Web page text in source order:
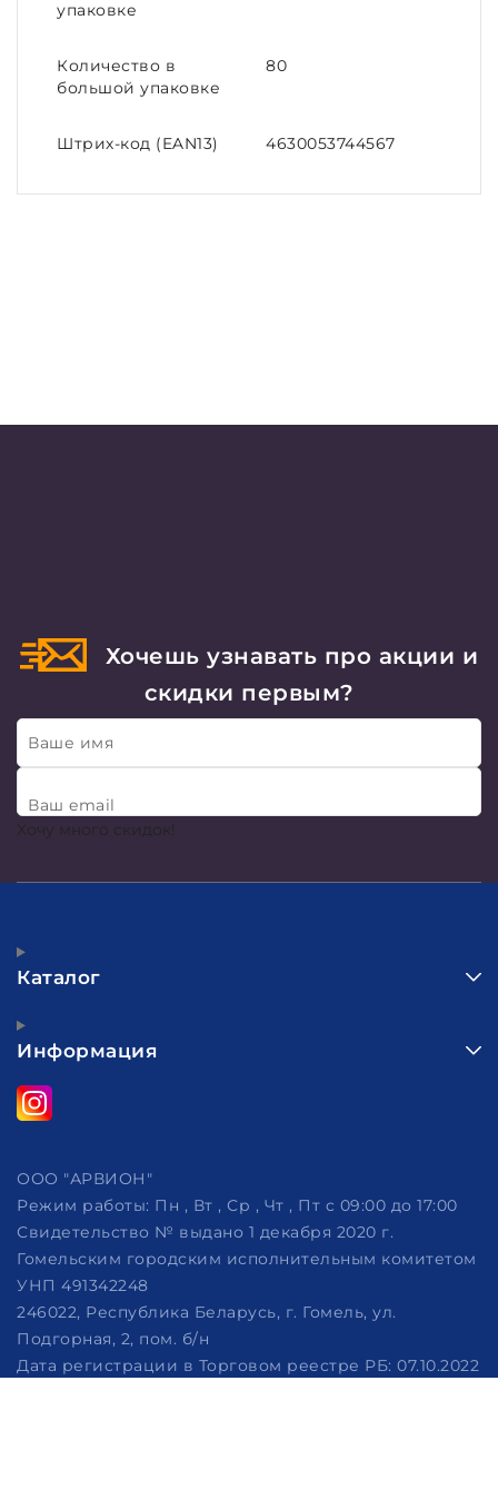
упаковке
Количество в
большой упаковке
80
Штрих-код (EAN13) 4630053744567
Хочешь узнавать про акции и
скидки первым?
Ваше имя
Ваш email
Хочу много скидок!
Каталог
Информация
ООО "АРВИОН"
Режим работы: Пн , Вт , Ср , Чт , Пт c 09:00 до 17:00
Свидетельство № выдано 1 декабря 2020 г.
Гомельским городским исполнительным комитетом
УНП 491342248
246022, Республика Беларусь, г. Гомель, ул.
Подгорная, 2, пом. б/н
Дата регистрации в Торговом реестре РБ: 07.10.2022